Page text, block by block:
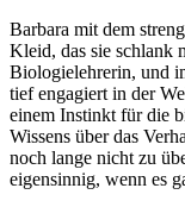
Barbara mit dem
Kleid, das sie schlank
Biologielehrerin, und
tief engagiert in der
einem Instinkt für die
Wissens über das
noch lange nicht zu
eigensinnig, wenn es